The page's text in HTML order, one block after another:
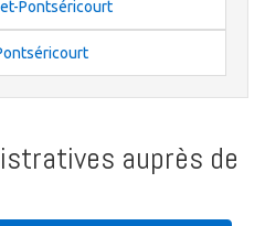
Pontséricourt
auprès de